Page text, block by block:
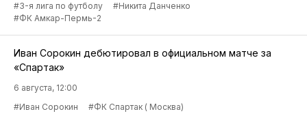
#3-я лига по футболу
#Никита Данченко
#ФК Амкар-Пермь-2
Иван Сорокин дебютировал в официальном матче за
«Спартак»
6 августа, 12:00
#Иван Сорокин
#ФК Спартак ( Москва)